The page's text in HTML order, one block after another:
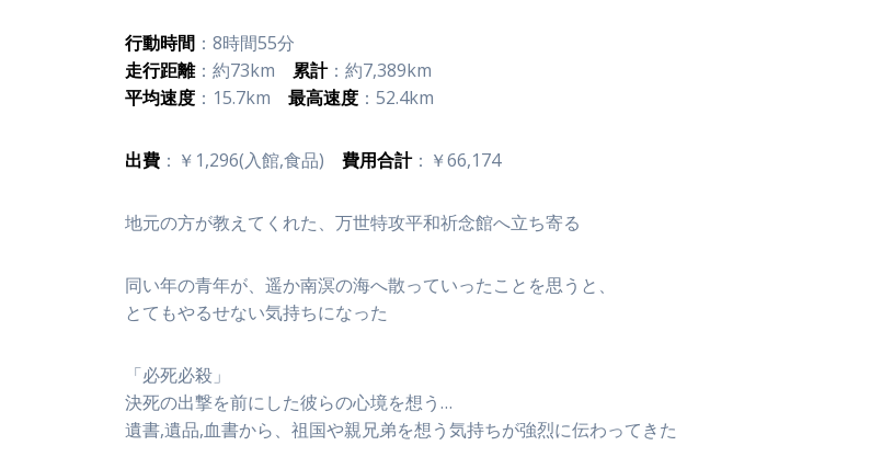
行動時間 ：8時間55分
走行距離：約73km累計：約7,389km
平均速度 ：15.7km最高速度 ：52.4km
出費 ：￥1,296(入館,食品)費用合計：￥66,174
地元の方が教えてくれた、万世特攻平和祈念館へ立ち寄る
同い年の青年が、遥か南溟の海へ散っていったことを思うと、
とてもやるせない気持ちになった
「必死必殺」
決死の出撃を前にした彼らの心境を想う…
遺書,遺品,血書から、祖国や親兄弟を想う気持ちが強烈に伝わってきた